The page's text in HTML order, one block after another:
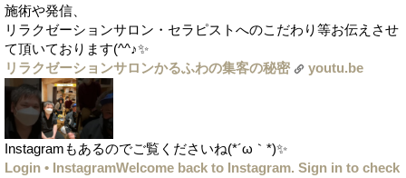
施術や発信、
リラクゼーションサロン・セラピストへのこだわり等お伝えさせ
て頂いております(^^♪✨
リラクゼーションサロンかるふわの集客の秘密
youtu.be
Instagramもあるのでご覧くださいね(*´ω｀*)✨
Login • InstagramWelcome back to Instagram. Sign in to check